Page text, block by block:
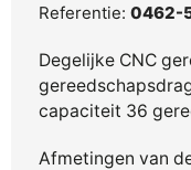
Referentie: 0462-
Degelijke CNC
capaciteit 36
Afmetingen van